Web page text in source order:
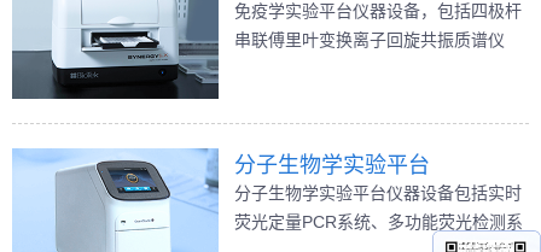
免疫学实验平台仪器设备，包括四极杆
串联傅里叶变换离子回旋共振质谱仪
色谱电喷雾串联质谱仪（Q-TOF2）、
基质辅助激光解吸电离飞行时间质谱
（MALDI- TOF-TOF-MS）、自动移液
工作站、全自动凝胶斑点处理系统、双
向荧光差异凝胶系统、蛋白切点工作
分子生物学实验平台
分子生物学实验平台仪器设备包括实时
荧光定量PCR系统、多功能荧光检测系